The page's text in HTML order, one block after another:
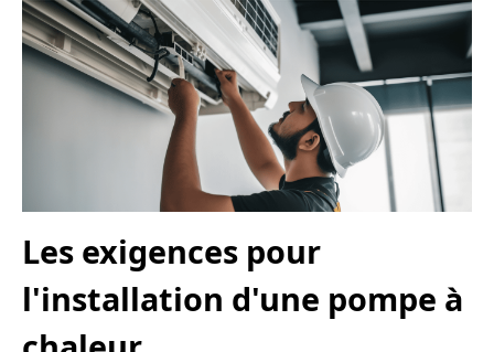
Les exigences pour
l'installation d'une pompe à